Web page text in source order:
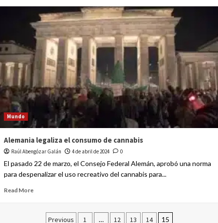
Mundo
Alemania legaliza el consumo de cannabis
Raúl Abengózar Galán 4 de abril de 2024 0
El pasado 22 de marzo, el Consejo Federal Alemán, aprobó una norma
para despenalizar el uso recreativo del cannabis para...
Read More
Previous 1 … 12 13 14 15